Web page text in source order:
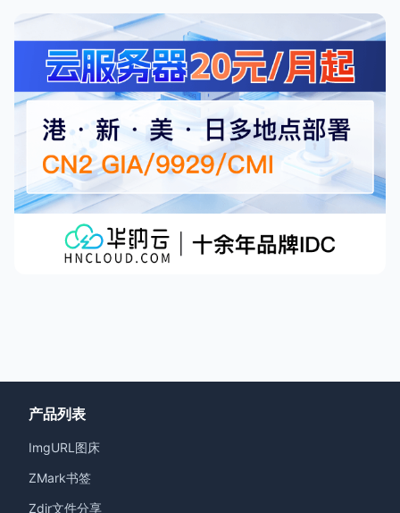
产品列表
ImgURL图床
ZMark书签
Zdir文件分享